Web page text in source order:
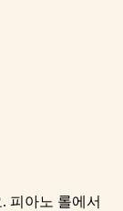
피아노 롤에서